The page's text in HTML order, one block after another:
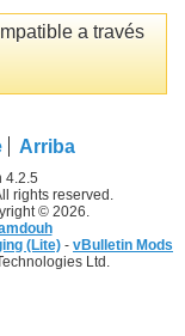
a través
Arriba
4.2.5
rights reserved.
© 2026.
(Lite) - vBulletin Mods
Ltd.